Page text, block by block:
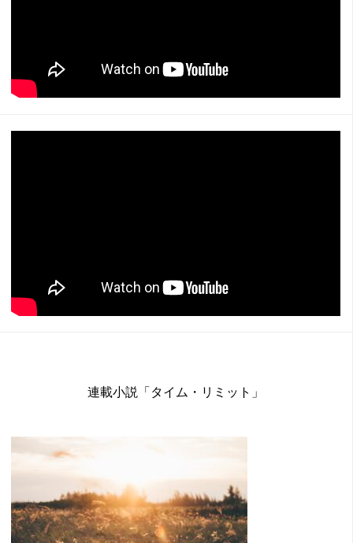
連載小説「タイム・リミット」